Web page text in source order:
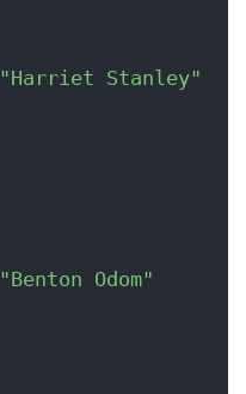
"Harriet Stanley"
"Benton Odom"